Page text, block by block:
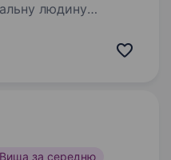
людину
Вища за середню